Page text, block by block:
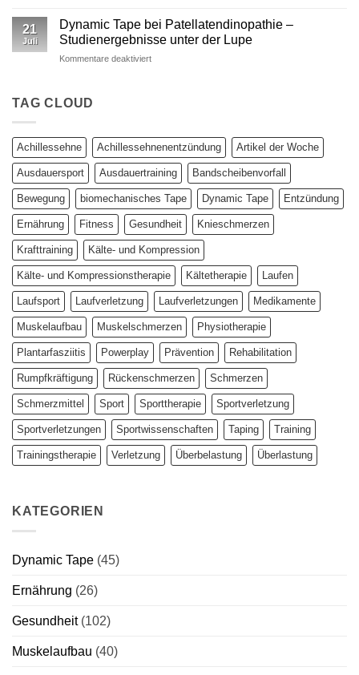
wissenschaftlich
fundierter
Kinesio
Dynamic
Tape
Parameter
21
Juli
Dynamic Tape bei Patellatendinopathie –
Studienergebnisse unter der Lupe
Kommentare deaktiviertfür
Studienergebnisse
unter
der
TAG CLOUD
Achillessehne Achillessehnenentzündung Artikel der Woche
Ausdauersport Ausdauertraining Bandscheibenvorfall
Bewegung biomechanisches Tape Dynamic Tape Entzündung
Ernährung Fitness Gesundheit Knieschmerzen
Krafttraining Kälte- und Kompression
Kälte- und Kompressionstherapie Kältetherapie Laufen
Laufsport Laufverletzung Laufverletzungen Medikamente
Muskelaufbau Muskelschmerzen Physiotherapie
Plantarfasziitis Powerplay Prävention Rehabilitation
Rumpfkräftigung Rückenschmerzen Schmerzen
Schmerzmittel Sport Sporttherapie Sportverletzung
Sportverletzungen Sportwissenschaften Taping Training
Trainingstherapie Verletzung Überbelastung Überlastung
KATEGORIEN
Dynamic Tape (45)
Ernährung (26)
Gesundheit(102)
Muskelaufbau (40)